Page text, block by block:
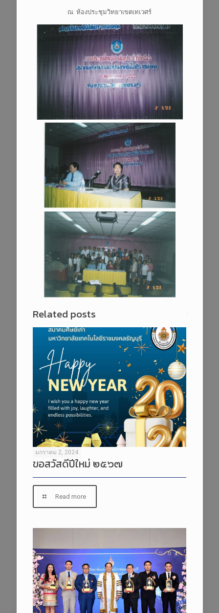
ณ ห้องประชุมวิทยาเขตเทเวศร์
Related posts
มกราคม 2, 2024
ขอสวัสดีปีใหม่ ๒๕๖๗
Read more